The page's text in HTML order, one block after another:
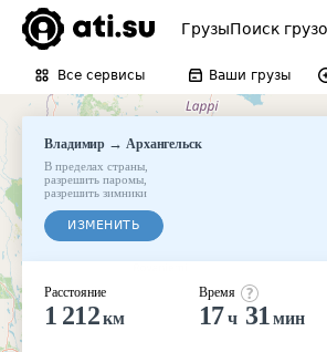
ГрузыПоиск
Все сервисы Ваши грузы
Владимир → Архангельск
В пределах страны
разрешить паромы
разрешить зимники
ИЗМЕНИТЬ
Расстояние
1 212км
Время
17ч 31 мин